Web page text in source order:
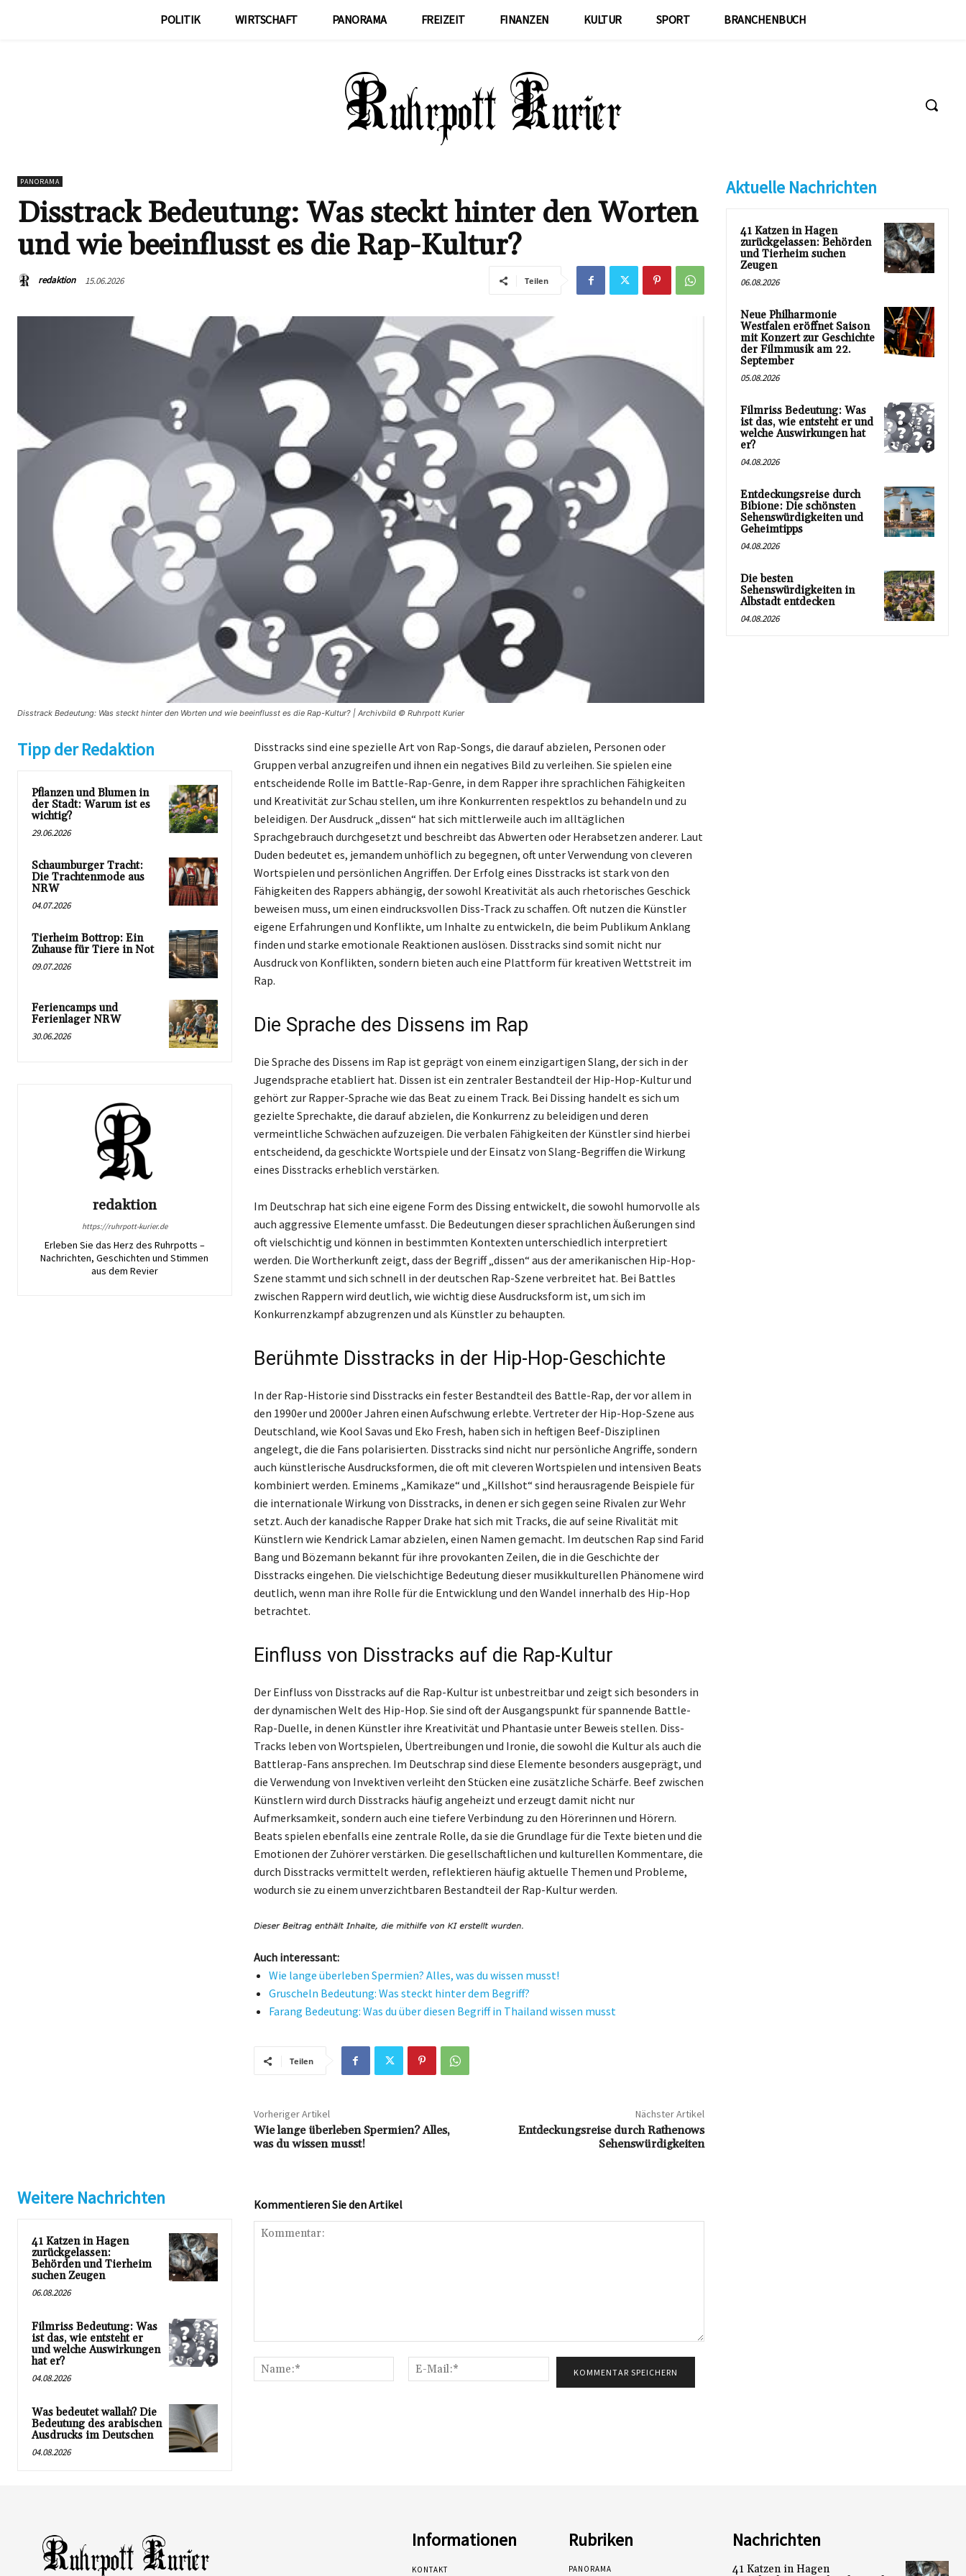
POLITIK WIRTSCHAFT PANORAMA FREIZEIT FINANZEN KULTUR SPORT BRANCHENBUCH
PANORAMA
Disstrack Bedeutung: Was steckt hinter den Worten
und wie beeinflusst es die Rap-Kultur?
redaktion 15.06.2026 Teilen
Disstrack Bedeutung: Was steckt hinter den Worten und wie beeinflusst es die Rap-Kultur? | Archivbild © Ruhrpott Kurier
Tipp der Redaktion
Pflanzen und Blumen in
der Stadt: Warum ist es
wichtig?
29.06.2026
Schaumburger Tracht:
Die Trachtenmode aus
NRW
04.07.2026
Tierheim Bottrop: Ein
Zuhause für Tiere in Not
09.07.2026
Feriencamps und
Ferienlager NRW
30.06.2026
redaktion
https://ruhrpott-kurier.de
Erleben Sie das Herz des Ruhrpotts –
Nachrichten, Geschichten und Stimmen
aus dem Revier
Disstracks sind eine spezielle Art von Rap-Songs, die darauf abzielen, Personen oder
Gruppen verbal anzugreifen und ihnen ein negatives Bild zu verleihen. Sie spielen eine
entscheidende Rolle im Battle-Rap-Genre, in dem Rapper ihre sprachlichen Fähigkeiten
und Kreativität zur Schau stellen, um ihre Konkurrenten respektlos zu behandeln und zu
beleidigen. Der Ausdruck „dissen“ hat sich mittlerweile auch im alltäglichen
Sprachgebrauch durchgesetzt und beschreibt das Abwerten oder Herabsetzen anderer. Laut
Duden bedeutet es, jemandem unhöflich zu begegnen, oft unter Verwendung von cleveren
Wortspielen und persönlichen Angriffen. Der Erfolg eines Disstracks ist stark von den
Fähigkeiten des Rappers abhängig, der sowohl Kreativität als auch rhetorisches Geschick
beweisen muss, um einen eindrucksvollen Diss-Track zu schaffen. Oft nutzen die Künstler
eigene Erfahrungen und Konflikte, um Inhalte zu entwickeln, die beim Publikum Anklang
finden und starke emotionale Reaktionen auslösen. Disstracks sind somit nicht nur
Ausdruck von Konflikten, sondern bieten auch eine Plattform für kreativen Wettstreit im
Rap.
Die Sprache des Dissens im Rap
Die Sprache des Dissens im Rap ist geprägt von einem einzigartigen Slang, der sich in der
Jugendsprache etabliert hat. Dissen ist ein zentraler Bestandteil der Hip-Hop-Kultur und
gehört zur Rapper-Sprache wie das Beat zu einem Track. Bei Dissing handelt es sich um
gezielte Sprechakte, die darauf abzielen, die Konkurrenz zu beleidigen und deren
vermeintliche Schwächen aufzuzeigen. Die verbalen Fähigkeiten der Künstler sind hierbei
entscheidend, da geschickte Wortspiele und der Einsatz von Slang-Begriffen die Wirkung
eines Disstracks erheblich verstärken.
Im Deutschrap hat sich eine eigene Form des Dissing entwickelt, die sowohl humorvolle als
auch aggressive Elemente umfasst. Die Bedeutungen dieser sprachlichen Äußerungen sind
oft vielschichtig und können in bestimmten Kontexten unterschiedlich interpretiert
werden. Die Wortherkunft zeigt, dass der Begriff „dissen“ aus der amerikanischen Hip-Hop-
Szene stammt und sich schnell in der deutschen Rap-Szene verbreitet hat. Bei Battles
zwischen Rappern wird deutlich, wie wichtig diese Ausdrucksform ist, um sich im
Konkurrenzkampf abzugrenzen und als Künstler zu behaupten.
Berühmte Disstracks in der Hip-Hop-Geschichte
In der Rap-Historie sind Disstracks ein fester Bestandteil des Battle-Rap, der vor allem in
den 1990er und 2000er Jahren einen Aufschwung erlebte. Vertreter der Hip-Hop-Szene aus
Deutschland, wie Kool Savas und Eko Fresh, haben sich in heftigen Beef-Disziplinen
angelegt, die die Fans polarisierten. Disstracks sind nicht nur persönliche Angriffe, sondern
auch künstlerische Ausdrucksformen, die oft mit cleveren Wortspielen und intensiven Beats
kombiniert werden. Eminems „Kamikaze“ und „Killshot“ sind herausragende Beispiele für
die internationale Wirkung von Disstracks, in denen er sich gegen seine Rivalen zur Wehr
setzt. Auch der kanadische Rapper Drake hat sich mit Tracks, die auf seine Rivalität mit
Künstlern wie Kendrick Lamar abzielen, einen Namen gemacht. Im deutschen Rap sind Farid
Bang und Bözemann bekannt für ihre provokanten Zeilen, die in die Geschichte der
Disstracks eingehen. Die vielschichtige Bedeutung dieser musikkulturellen Phänomene wird
deutlich, wenn man ihre Rolle für die Entwicklung und den Wandel innerhalb des Hip-Hop
betrachtet.
Einfluss von Disstracks auf die Rap-Kultur
Der Einfluss von Disstracks auf die Rap-Kultur ist unbestreitbar und zeigt sich besonders in
der dynamischen Welt des Hip-Hop. Sie sind oft der Ausgangspunkt für spannende Battle-
Rap-Duelle, in denen Künstler ihre Kreativität und Phantasie unter Beweis stellen. Diss-
Tracks leben von Wortspielen, Übertreibungen und Ironie, die sowohl die Kultur als auch die
Battlerap-Fans ansprechen. Im Deutschrap sind diese Elemente besonders ausgeprägt, und
die Verwendung von Invektiven verleiht den Stücken eine zusätzliche Schärfe. Beef zwischen
Künstlern wird durch Disstracks häufig angeheizt und erzeugt damit nicht nur
Aufmerksamkeit, sondern auch eine tiefere Verbindung zu den Hörerinnen und Hörern.
Beats spielen ebenfalls eine zentrale Rolle, da sie die Grundlage für die Texte bieten und die
Emotionen der Zuhörer verstärken. Die gesellschaftlichen und kulturellen Kommentare, die
durch Disstracks vermittelt werden, reflektieren häufig aktuelle Themen und Probleme,
wodurch sie zu einem unverzichtbaren Bestandteil der Rap-Kultur werden.
Auch interessant:
Wie lange überleben Spermien? Alles, was du wissen musst!
Gruscheln Bedeutung: Was steckt hinter dem Begriff?
Farang Bedeutung: Was du über diesen Begriff in Thailand wissen musst
Teilen
Vorheriger Artikel
Wie lange überleben Spermien? Alles,
was du wissen musst!
Nächster Artikel
Entdeckungsreise durch Rathenows
Sehenswürdigkeiten
Weitere Nachrichten
41 Katzen in Hagen
zurückgelassen:
Behörden und Tierheim
suchen Zeugen
06.08.2026
Filmriss Bedeutung: Was
ist das, wie entsteht er
und welche Auswirkungen
hat er?
04.08.2026
Was bedeutet wallah? Die
Bedeutung des arabischen
Ausdrucks im Deutschen
04.08.2026
Kommentieren Sie den Artikel
Name:*
Mail:*
Aktuelle Nachrichten
41 Katzen in Hagen
zurückgelassen: Behörden
und Tierheim suchen
Zeugen
06.08.2026
Neue Philharmonie
Westfalen eröffnet Saison
mit Konzert zur Geschichte
der Filmmusik am 22.
September
05.08.2026
Filmriss Bedeutung: Was
ist das, wie entsteht er und
welche Auswirkungen hat
er?
04.08.2026
Entdeckungsreise durch
Bibione: Die schönsten
Sehenswürdigkeiten und
Geheimtipps
04.08.2026
Die besten
Sehenswürdigkeiten in
Albstadt entdecken
04.08.2026
Informationen
KONTAKT
Rubriken
PANORAMA
Nachrichten
41 Katzen in Hagen